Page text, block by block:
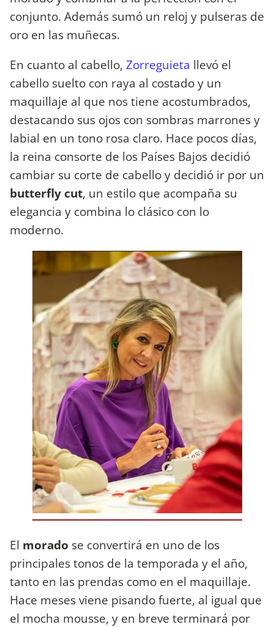
conjunto. Además sumó un reloj y pulseras de
oro en las muñecas.
En cuanto al cabello, Zorreguieta llevó el
cabello suelto con raya al costado y un
maquillaje al que nos tiene acostumbrados,
destacando sus ojos con sombras marrones y
labial en un tono rosa claro. Hace pocos días,
la reina consorte de los Países Bajos decidió
cambiar su corte de cabello y decidió ir por un
butterfly cut, un estilo que acompaña su
elegancia y combina lo clásico con lo
moderno.
El morado se convertirá en uno de los
principales tonos de la temporada y el año,
tanto en las prendas como en el maquillaje.
Hace meses viene pisando fuerte, al igual que
el mocha mousse, y en breve terminará por